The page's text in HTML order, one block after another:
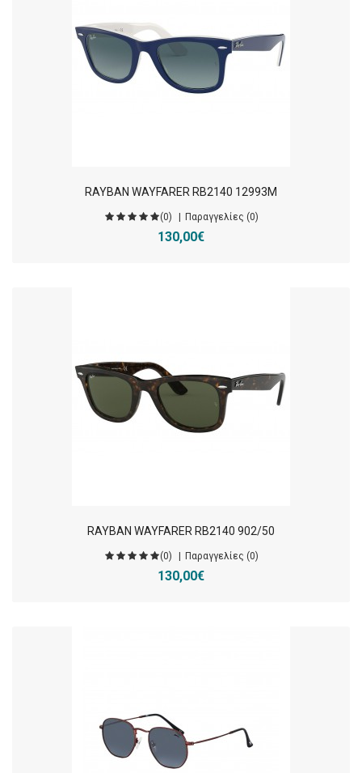
RAYBAN WAYFARER RB2140 12993M
(0) Παραγγελίες (0)
130,00€
RAYBAN WAYFARER RB2140 902/50
(0) Παραγγελίες (0)
130,00€